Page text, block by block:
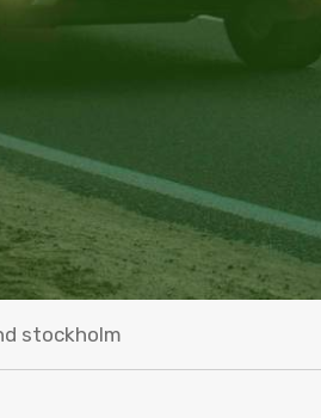
stockholm